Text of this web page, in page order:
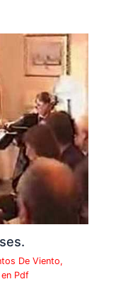
De Viento,
Pdf